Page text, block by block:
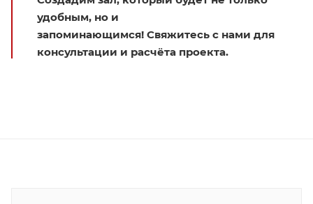
удобным, но и
запоминающимся! Свяжитесь с нами для
консультации и расчёта проекта.